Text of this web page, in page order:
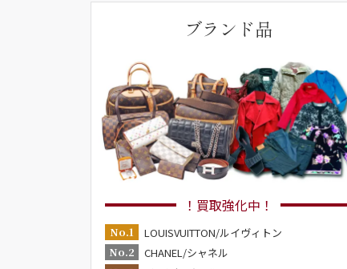
ブランド品
！買取強化中！
No.1
LOUISVUITTON/ルイヴィトン
No.2
CHANEL/シャネル